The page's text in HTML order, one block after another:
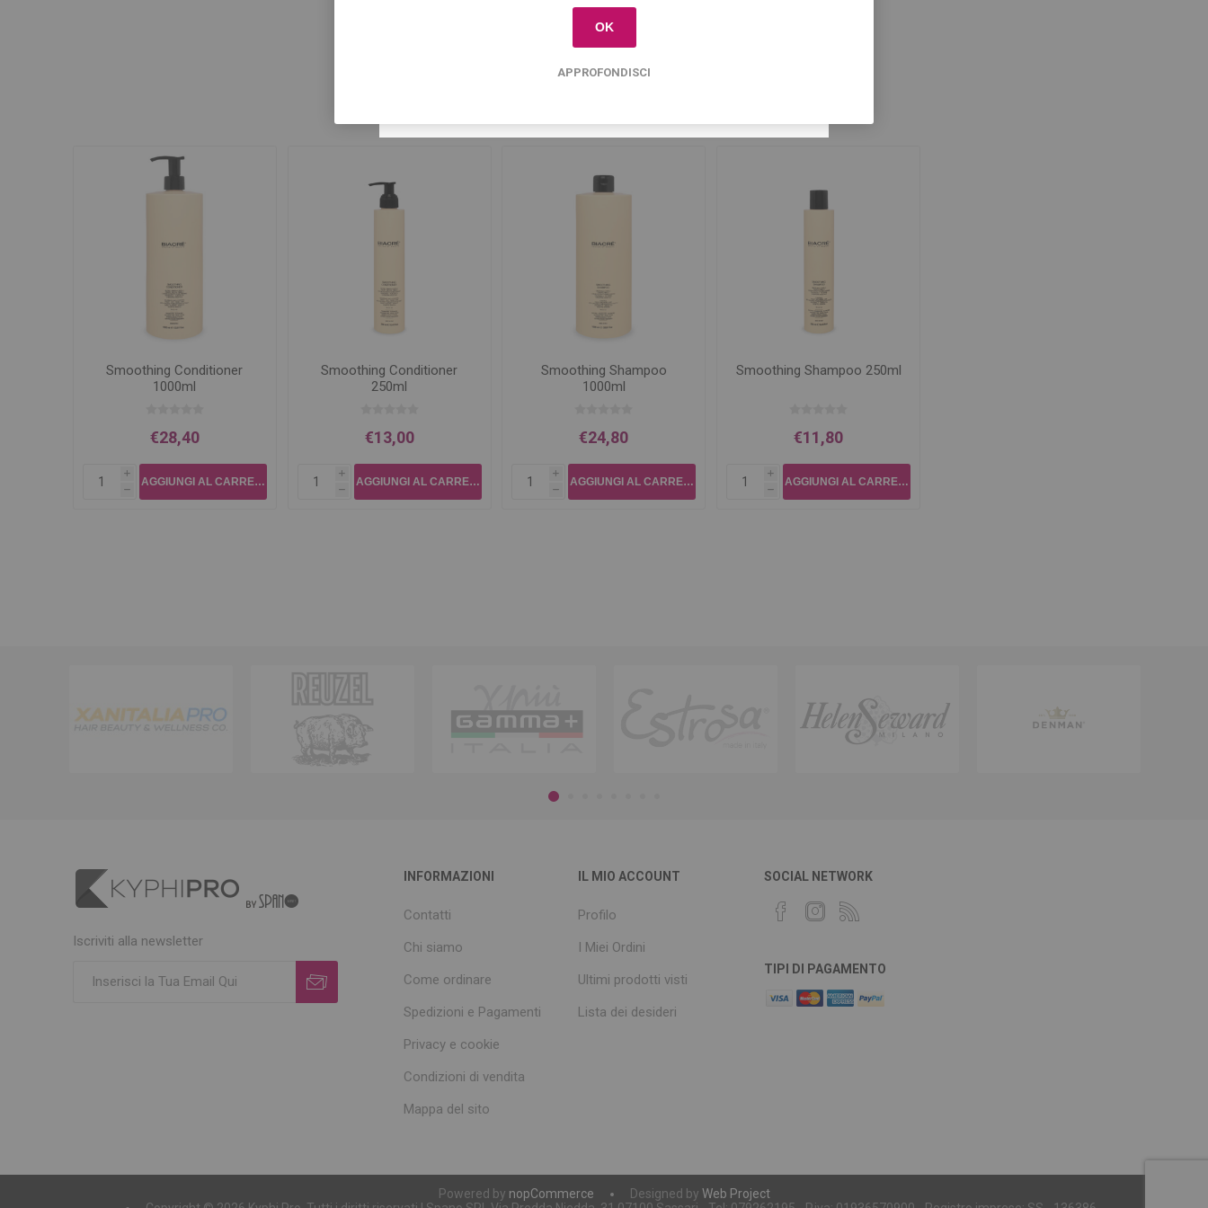
capelli crespi
Smoothing Conditioner
1000ml
€28,40
i
h
Smoothing Conditioner
250ml
€13,00
i
h
Smoothing Shampoo
1000ml
€24,80
i
h
Smoothing Shampoo 250ml
€11,80
i
h
Iscriviti alla newsletter
INFORMAZIONI
Contatti
Chi siamo
Come ordinare
Spedizioni e Pagamenti
Privacy e cookie
Condizioni di vendita
Mappa del sito
IL MIO ACCOUNT
Profilo
I Miei Ordini
Ultimi prodotti visti
Lista dei desideri
SOCIAL NETWORK
TIPI DI PAGAMENTO
Powered by nopCommerce Designed by Web Project
OK
APPROFONDISCI